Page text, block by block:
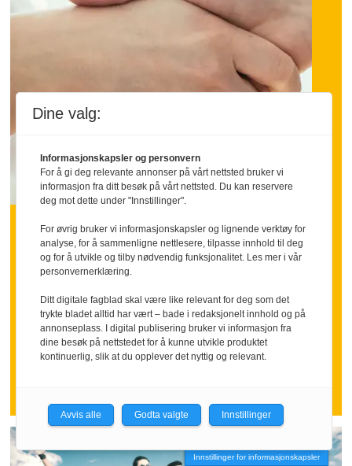
INNLEGG:
Hva om vi sa takk litt
oftere
Mange ansatte går inn i ferien med
følelsen av å ha stått i høyt tempo over
tid.
Nettopp da kan en tydelig takk bety
Innstillinger for informasjonskapsler
Dine valg:
Informasjonskapsler og personvern
For å gi deg relevante annonser på vårt nettsted bruker vi
informasjon fra ditt besøk på vårt nettsted. Du kan reservere
deg mot dette under "Innstillinger".
For øvrig bruker vi informasjonskapsler og lignende verktøy for
analyse, for å sammenligne nettlesere, tilpasse innhold til deg
og for å utvikle og tilby nødvendig funksjonalitet. Les mer i vår
personvernerklæring.
Ditt digitale fagblad skal være like relevant for deg som det
trykte bladet alltid har vært – bade i redaksjonelt innhold og på
annonseplass. I digital publisering bruker vi informasjon fra
dine besøk på nettstedet for å kunne utvikle produktet
kontinuerlig, slik at du opplever det nyttig og relevant.
Avvis alle Godta valgte Innstillinger